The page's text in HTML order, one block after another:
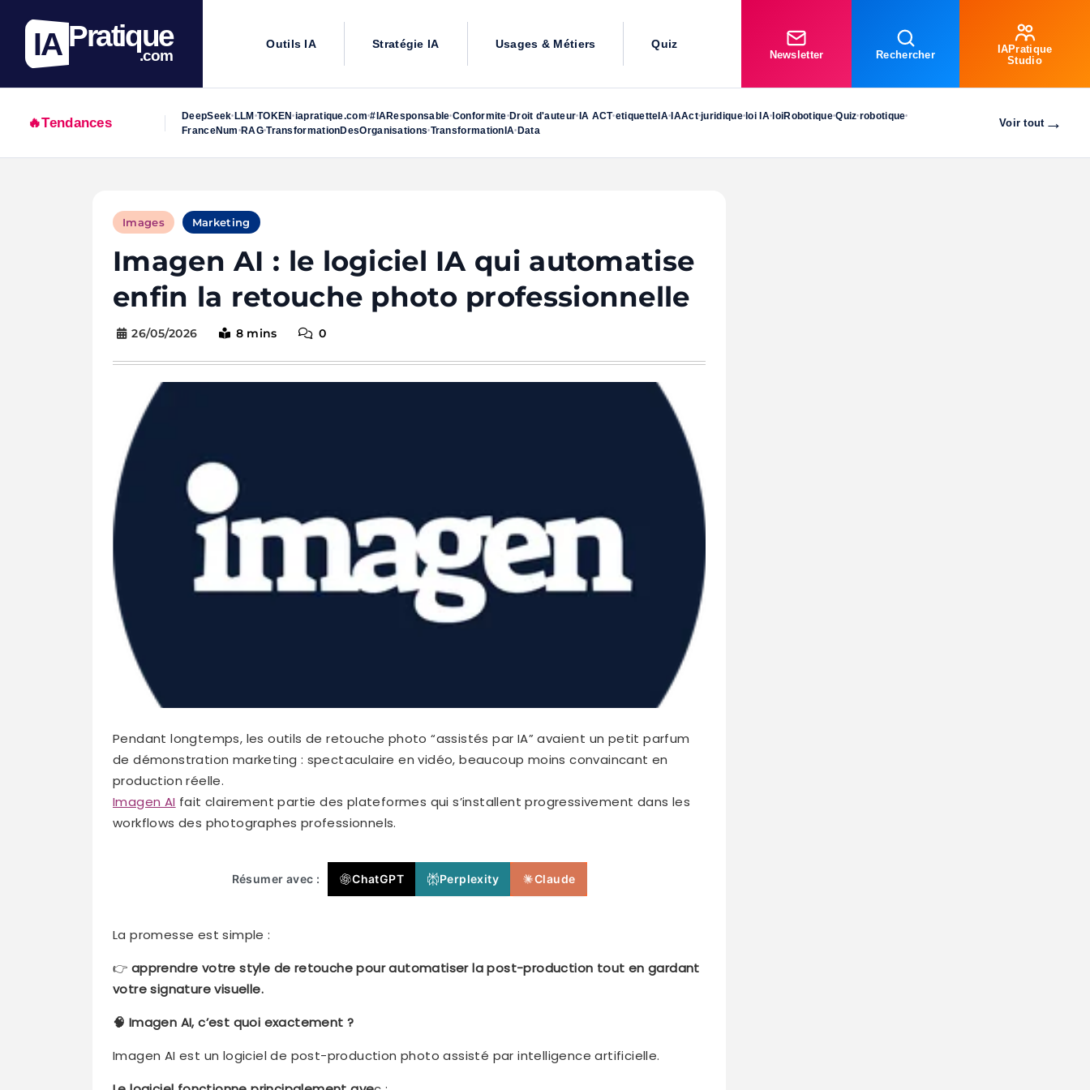
IA Pratique
.com
Outils IA Stratégie IA Usages & Métiers Quiz
Newsletter Rechercher
IAPratique
Studio
🔥Tendances DeepSeek• LLM •TOKEN•iapratique.com•#IAResponsable•Conformite• Droit d'auteur• IA ACT•etiquetteIA• IAAct•juridique• loi IA• loiRobotique•Quiz•robotique•
FranceNum • RAG•TransformationDesOrganisations•TransformationIA• Data
Voir tout→
Images Marketing
Imagen AI : le logiciel IA qui automatise
enfin la retouche photo professionnelle
26/05/2026 8 mins 0
Pendant longtemps, les outils de retouche photo “assistés par IA” avaient un petit parfum
de démonstration marketing : spectaculaire en vidéo, beaucoup moins convaincant en
production réelle.
Imagen AI fait clairement partie des plateformes qui s’installent progressivement dans les
workflows des photographes professionnels.
Résumer avec : ChatGPT Perplexity Claude
La promesse est simple :
👉 apprendre votre style de retouche pour automatiser la post-production tout en gardant
votre signature visuelle.
🧠 Imagen AI, c’est quoi exactement ?
Imagen AI est un logiciel de post-production photo assisté par intelligence artificielle.